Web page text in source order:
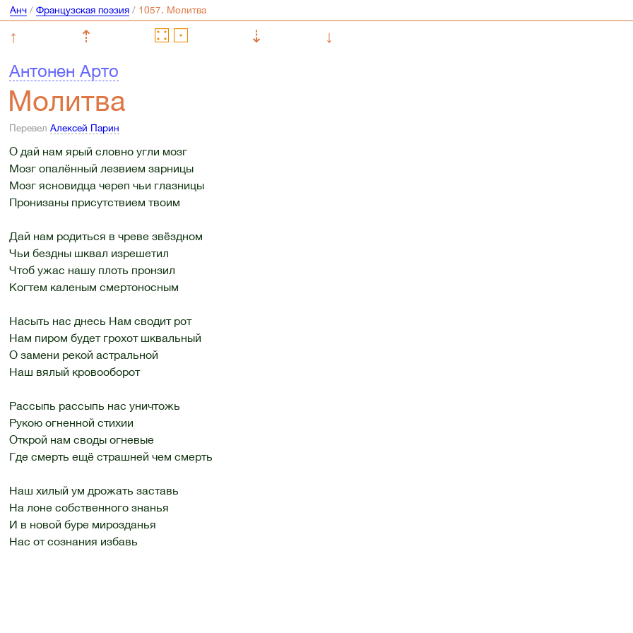
Анч/ Французская поэзия/
↑ ⇡ ⇣
↓
Антонен Арто
Молитва
Перевел Алексей Парин
О дай нам ярый словно угли мозг
Мозг опалённый лезвием зарницы
Мозг ясновидца череп чьи глазницы
Пронизаны присутствием твоим
Дай нам родиться в чреве звёздном
Чьи бездны шквал изрешетил
Чтоб ужас нашу плоть пронзил
Когтем каленым смертоносным
Насыть нас днесь Нам сводит рот
Нам пиром будет грохот шквальный
О замени рекой астральной
Наш вялый кровооборот
Рассыпь рассыпь нас уничтожь
Рукою огненной стихии
Открой нам своды огневые
Где смерть ещё страшней чем смерть
Наш хилый ум дрожать заставь
На лоне собственного знанья
И в новой буре мирозданья
Нас от сознания избавь